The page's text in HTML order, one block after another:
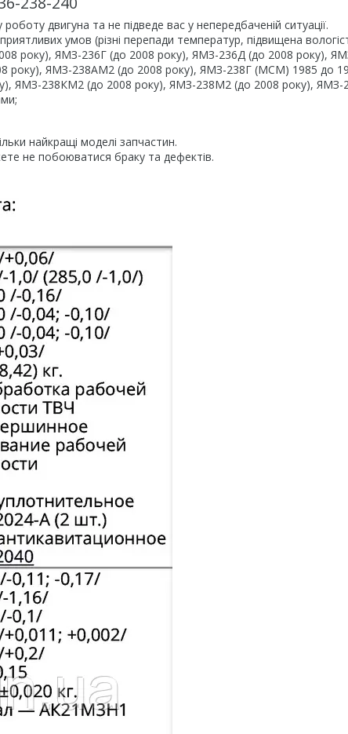
двигуна та не підведе вас у непередбаченій ситуації.
умов (різні перепади температур, підвищена
року), ЯМЗ-236Г (до 2008 року), ЯМЗ-236Д (до 2008 року),
року), ЯМЗ-238АМ2 (до 2008 року), ЯМЗ-238Г (МСМ) 1985 до
ЯМЗ-238КМ2 (до 2008 року), ЯМЗ-238М2 (до 2008 року), ЯМЗ-
найкращі моделі запчастин.
не побоюватися браку та дефектів.